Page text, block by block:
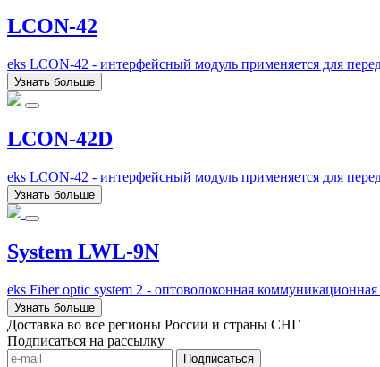
LCON-42
eks LCON-42 - интерфейсный модуль применяется для
Узнать больше
LCON-42D
eks LCON-42 - интерфейсный модуль применяется для
Узнать больше
System LWL-9N
eks Fiber optic system 2 - оптоволоконная
Узнать больше
Доставка во все регионы России и страны СНГ
Подписаться на рассылку
Подписаться